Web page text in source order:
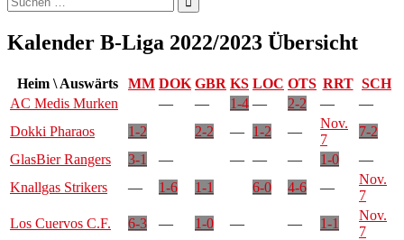
nach:
Kalender B-Liga 2022/2023 Übersicht
Heim \ Auswärts MM DOK GBR KS LOC OTS RRT SCH
AC Medis Murken
— — 1-4 — 2-2 —
—
Dokki Pharaos
1-2 2-2 — 1-2 —
Nov.
7
7-2
GlasBier Rangers
3-1 — — — — 1-0
—
Knallgas Strikers
— 1-6 1-1 6-0 4-6 —
Nov.
7
Los Cuervos C.F.
6-3 — 1-0 — — 1-1
Nov.
7